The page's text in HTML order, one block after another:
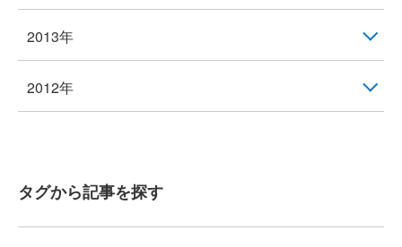
2013年
2012年
タグから記事を探す